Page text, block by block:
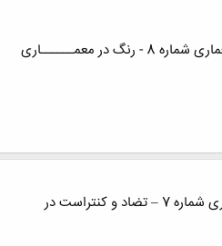
معمــــــاری
نظرسنجی مسابقات عکاسی معماری شماره 7 – تضاد و کنتراست در